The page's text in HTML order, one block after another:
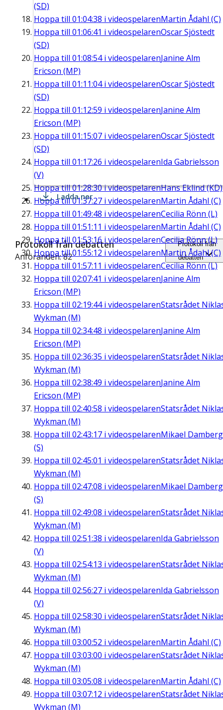
(SD)
Hoppa till 01:04:38 i videospelarenMartin Ådahl (C)
Hoppa till 01:06:41 i videospelarenOscar Sjöstedt
(SD)
Hoppa till 01:08:54i videospelarenJanine Alm
Ericson (MP)
Hoppa till 01:11:04i videospelarenOscar Sjöstedt
(SD)
Hoppa till 01:12:59 i videospelarenJanine Alm
Ericson (MP)
Hoppa till 01:15:07 i videospelarenOscar Sjöstedt
(SD)
Hoppa till 01:17:26 i videospelarenIda Gabrielsson
(V)
Hoppa till01:28:30i videospelarenHans Eklind (KD)
Hoppa till01:37:27 i videospelarenMartin Ådahl (C)
Hoppa till 01:49:48 i videospelarenCecilia Rönn (L)
Hoppa till 01:51:11 i videospelarenMartin Ådahl (C)
Hoppa till 01:53:16 i videospelarenCecilia Rönn (L)
Hoppa till01:55:12 i videospelarenMartin Ådahl (C)
Hoppa till 01:57:11 i videospelarenCecilia Rönn (L)
Hoppa till 02:07:41 i videospelarenJanine Alm
Ericson (MP)
Hoppa till 02:19:44i videospelarenStatsrådet
Wykman (M)
Hoppa till 02:34:48 i videospelarenJanine Alm
Ericson (MP)
Hoppa till 02:36:35 i videospelarenStatsrådet
Wykman (M)
Hoppa till 02:38:49 i videospelarenJanine Alm
Ericson (MP)
Hoppa till 02:40:58 i videospelarenStatsrådet
Wykman (M)
Hoppa till 02:43:17 i videospelarenMikael Damberg
(S)
Hoppa till 02:45:01 i videospelarenStatsrådet
Wykman (M)
Hoppa till 02:47:08 i videospelarenMikael Damberg
(S)
Hoppa till 02:49:08 i videospelarenStatsrådet
Wykman (M)
Hoppa till 02:51:38 i videospelarenIda Gabrielsson
(V)
Hoppa till 02:54:13 i videospelarenStatsrådet
Wykman (M)
Hoppa till 02:56:27 i videospelarenIda Gabrielsson
(V)
Hoppa till 02:58:30 i videospelarenStatsrådet
Wykman (M)
Hoppa till 03:00:52 i videospelarenMartin Ådahl (C)
Hoppa till 03:03:00 i videospelarenStatsrådet
Wykman (M)
Hoppa till 03:05:08 i videospelarenMartin Ådahl (C)
Hoppa till 03:07:12 i videospelarenStatsrådet
Wykman (M)
Ladda ner
Protokoll från debatten
Anföranden: 82
Protokoll från
debatten